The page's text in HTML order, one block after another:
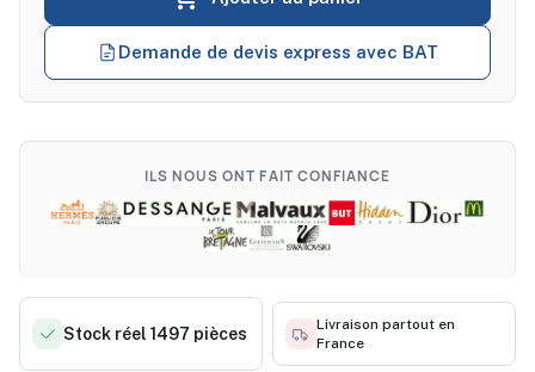
Demande de devis express avec BAT
ILS NOUS ONT FAIT CONFIANCE
Stock réel 1497 pièces
Livraison partout en
France